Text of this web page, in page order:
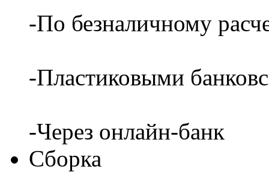
-По безналичному
-Пластиковыми
-Через онлайн-банк
Сборка